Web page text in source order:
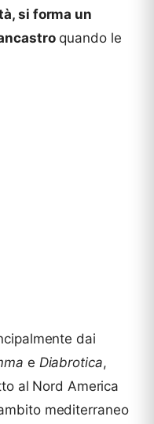
si forma un
quando le
dai
e Diabrotica,
al Nord America
mediterraneo